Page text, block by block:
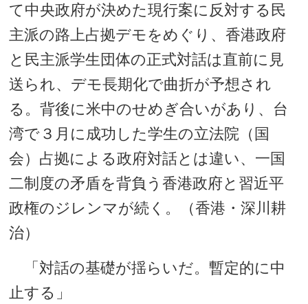
て中央政府が決めた現行案に反対する民
主派の路上占拠デモをめぐり、香港政府
と民主派学生団体の正式対話は直前に見
送られ、デモ長期化で曲折が予想され
る。背後に米中のせめぎ合いがあり、台
湾で３月に成功した学生の立法院（国
会）占拠による政府対話とは違い、一国
二制度の矛盾を背負う香港政府と習近平
政権のジレンマが続く。（香港・深川耕
治）
「対話の基礎が揺らいだ。暫定的に中
止する」